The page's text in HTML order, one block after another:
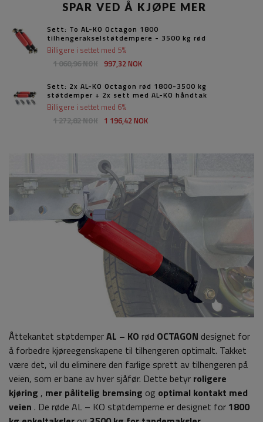
SPAR VED Å KJØPE MER
Sett: To AL-KO Octagon 1800
tilhengerakselstøtdempere - 3500 kg rød
1 060,96 NOK 997,32 NOK
Billigere i settet med 5%
Sett: 2x AL-KO Octagon rød 1800-3500 kg
støtdemper + 2x sett med AL-KO håndtak
1 272,82 NOK 1 196,42 NOK
Billigere i settet med 6%
Åttekantet støtdemperAL – KO rød OCTAGON designet for
å forbedre kjøreegenskapene til tilhengeren optimalt. Takket
være det, vil du eliminere den farlige sprett av tilhengeren på
veien, som er bane av hver sjåfør. Dette betyr roligere
kjøring , mer pålitelig bremsing og optimal kontakt med
veien . De røde AL – KO støtdemperne er designet for 1800